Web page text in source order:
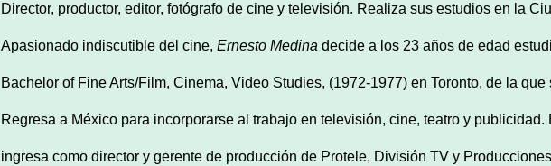
Director, productor, editor, fotógrafo de cine y televisión. Realiza sus estudios en la
Apasionado indiscutible del cine, Ernesto Medina decide a los 23 años de edad
Bachelor of Fine Arts/Film, Cinema, Video Studies, (1972-1977) en Toronto, de la
Regresa a México para incorporarse al trabajo en televisión, cine, teatro y publicidad.
ingresa como director y gerente de producción de Protele, División TV y